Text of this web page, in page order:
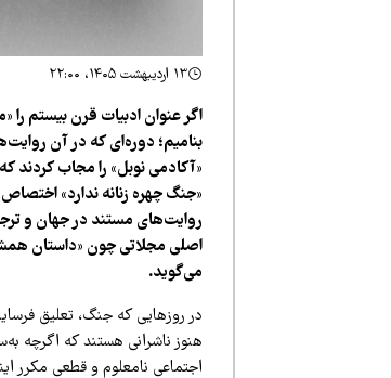
۱۳ اردیبهشت ۱۴۰۵، ۲۲:۰۰
اگر عنوان ادبیات قرن بیستم
«آکادمی نوبل» را مجاب کردند که
«جنگ چهره زنانه ندارد»
روایت‌های مستند در جهان و
اصلی مجلاتی چون «داستان
می‌گوید.
در روزهایی که جنگ، تعلیق
هنوز ناشرانی هستند که اگرچه
اجتماعی نامعلوم و قطعی مکرر